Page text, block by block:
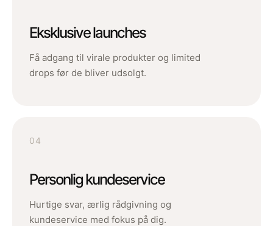
Eksklusive launches
Få adgang til virale produkter og limited
drops før de bliver udsolgt.
04
Personlig kundeservice
Hurtige svar, ærlig rådgivning og
kundeservice med fokus på dig.